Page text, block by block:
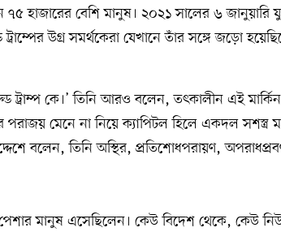
হাজারের বেশি মানুষ। ২০২১ সালের ৬ জানুয়ারি
উগ্র সমর্থকেরা যেখানে তাঁর সঙ্গে জড়ো
ট্রাম্প কে।’ তিনি আরও বলেন, তৎকালীন এই মার্কিন
পরাজয় মেনে না নিয়ে ক্যাপিটল হিলে একদল সশস্ত্র
বলেন, তিনি অস্থির, প্রতিশোধপরায়ণ,
মানুষ এসেছিলেন। কেউ বিদেশ থেকে, কেউ